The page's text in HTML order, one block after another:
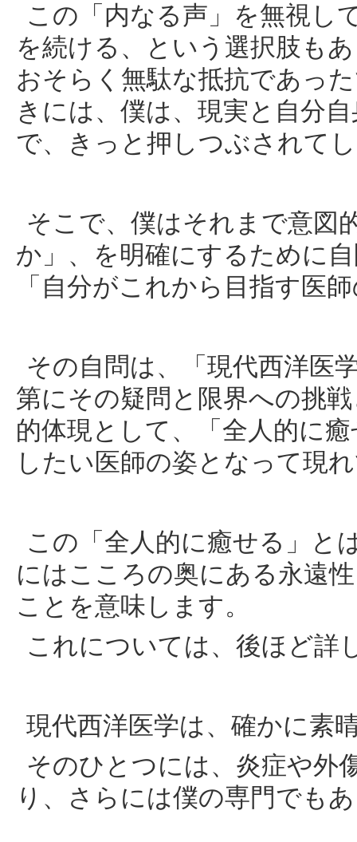
この「内なる声」を無視し
を続ける、という選択肢も
おそらく無駄な抵抗であっ
きには、僕は、現実と自分
で、きっと押しつぶされて
そこで、僕はそれまで意図
か」、を明確にするために
「自分がこれから目指す医
その自問は、「現代西洋医
第にその疑問と限界への挑
的体現として、「全人的に
したい医師の姿となって現
この「全人的に癒せる」と
にはこころの奥にある永遠
ことを意味します。
これについては、後ほど詳
現代西洋医学は、確かに素
そのひとつには、炎症や外
り、さらには僕の専門でも